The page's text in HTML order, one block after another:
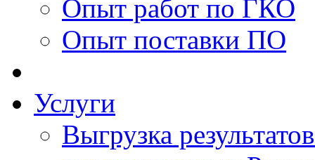
Опыт работ по ГКО
Опыт поставки ПО
Услуги
Выгрузка